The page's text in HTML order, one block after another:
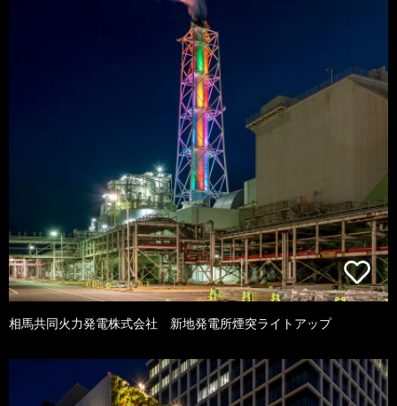
相馬共同火力発電株式会社 新地発電所煙突ライトアップ